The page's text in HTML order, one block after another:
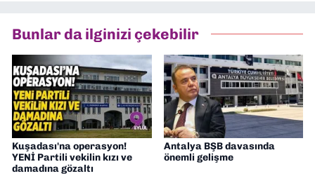
Gazetesi'nde editörlük yapıyorum
Bunlar da ilginizi çekebilir
Kuşadası'na operasyon!
YENİ Partili vekilin kızı ve
damadına gözaltı
Antalya BŞB davasında
önemli gelişme